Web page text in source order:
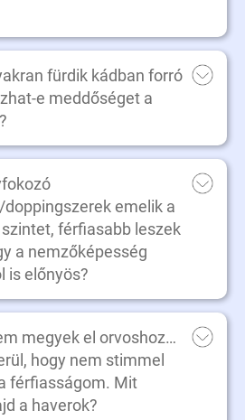
fürdik kádban forró
e meddőséget a
emelik a
férfiasabb leszek
a nemzőképesség
is előnyös?
megyek el orvoshoz…
hogy nem stimmel
férfiasságom. Mit
a haverok?